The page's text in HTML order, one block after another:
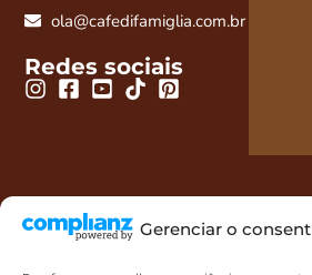
Gerenciar o
ola@cafedifamiglia.com.br
Redes sociais